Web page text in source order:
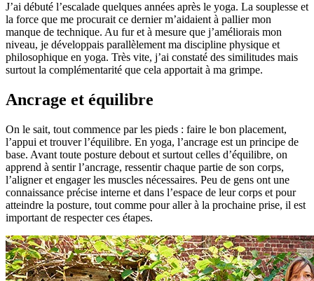
J’ai débuté l’escalade quelques années après le yoga. La souplesse et
la force que me procurait ce dernier m’aidaient à pallier mon
manque de technique. Au fur et à mesure que j’améliorais mon
niveau, je développais parallèlement ma discipline physique et
philosophique en yoga. Très vite, j’ai constaté des similitudes mais
surtout la complémentarité que cela apportait à ma grimpe.
Ancrage et équilibre
On le sait, tout commence par les pieds : faire le bon placement,
l’appui et trouver l’équilibre. En yoga, l’ancrage est un principe de
base. Avant toute posture debout et surtout celles d’équilibre, on
apprend à sentir l’ancrage, ressentir chaque partie de son corps,
l’aligner et engager les muscles nécessaires. Peu de gens ont une
connaissance précise interne et dans l’espace de leur corps et pour
atteindre la posture, tout comme pour aller à la prochaine prise, il est
important de respecter ces étapes.